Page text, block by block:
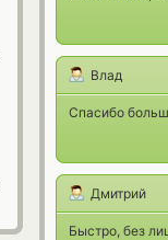
Влад
Спасибо
Дмитрий
Быстро, без